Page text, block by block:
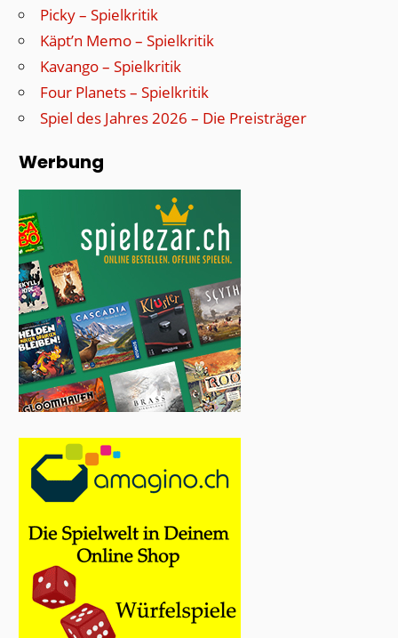
Picky – Spielkritik
Käpt’n Memo – Spielkritik
Kavango – Spielkritik
Four Planets – Spielkritik
Spiel des Jahres 2026 – Die Preisträger
Werbung